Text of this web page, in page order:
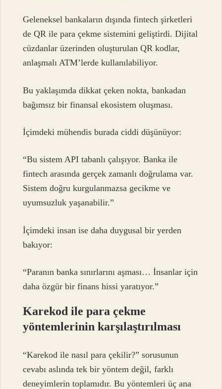
Geleneksel bankaların dışında fintech şirketleri
de QR ile para çekme sistemini geliştirdi. Dijital
cüzdanlar üzerinden oluşturulan QR kodlar,
anlaşmalı ATM’lerde kullanılabiliyor.
Bu yaklaşımda dikkat çeken nokta, bankadan
bağımsız bir finansal ekosistem oluşması.
İçimdeki mühendis burada ciddi düşünüyor:
“Bu sistem API tabanlı çalışıyor. Banka ile
fintech arasında gerçek zamanlı doğrulama var.
Sistem doğru kurgulanmazsa gecikme ve
uyumsuzluk yaşanabilir.”
İçimdeki insan ise daha duygusal bir yerden
bakıyor:
“Paranın banka sınırlarını aşması… İnsanlar için
daha özgür bir finans hissi yaratıyor.”
Karekod ile para çekme
yöntemlerinin karşılaştırılması
“Karekod ile nasıl para çekilir?” sorusunun
cevabı aslında tek bir yöntem değil, farklı
deneyimlerin toplamıdır. Bu yöntemleri üç ana